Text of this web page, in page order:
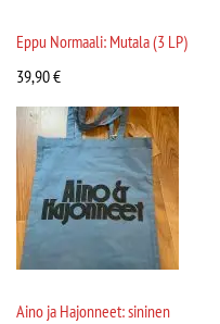
Eppu Normaali: Mutala (3 LP)
39,90€
Aino ja Hajonneet: sininen